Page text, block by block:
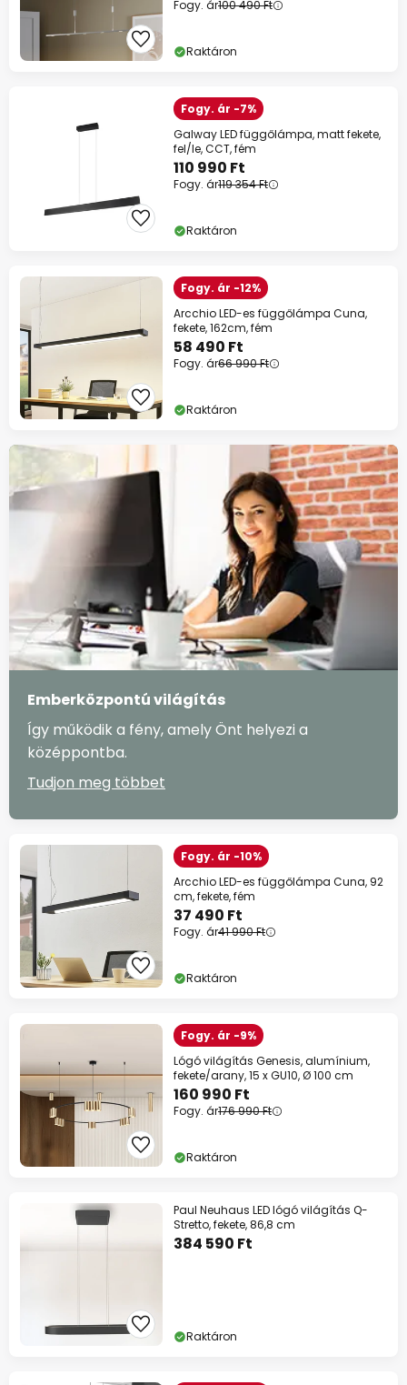
Fogy. ár100 490 Ft
Raktáron
Fogy. ár -7%
Galway LED függőlámpa, matt fekete,
fel/le, CCT, fém
110 990 Ft
Fogy. ár119 354 Ft
Raktáron
Fogy. ár -12%
Arcchio LED-es függőlámpa Cuna,
fekete, 162cm, fém
58 490 Ft
Fogy. ár66 990 Ft
Raktáron
Emberközpontú világítás
Így működik a fény, amely Önt helyezi a
középpontba.
Tudjon meg többet
Fogy. ár -10%
Arcchio LED-es függőlámpa Cuna, 92
cm, fekete, fém
37 490 Ft
Fogy. ár41 990 Ft
Raktáron
Fogy. ár -9%
Lógó világítás Genesis, alumínium,
fekete/arany, 15 x GU10, Ø 100 cm
160 990 Ft
Fogy. ár176 990 Ft
Raktáron
Paul Neuhaus LED lógó világítás Q-
Stretto, fekete, 86,8 cm
384 590 Ft
Raktáron